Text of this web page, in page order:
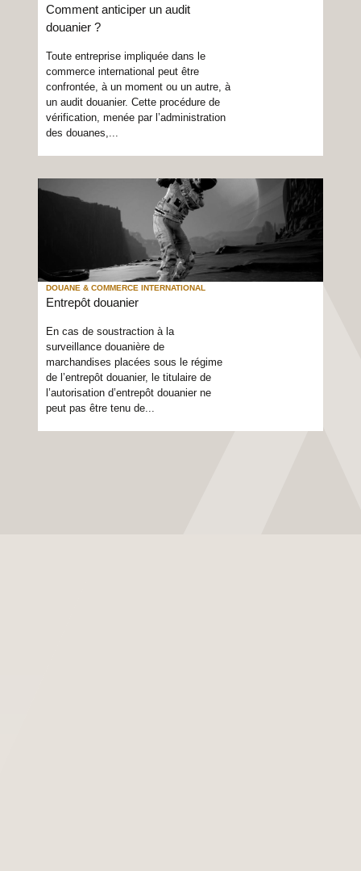
Comment anticiper un audit
douanier ?
Toute entreprise impliquée dans le
commerce international peut être
confrontée, à un moment ou un autre, à
un audit douanier. Cette procédure de
vérification, menée par l’administration
des douanes,...
DOUANE & COMMERCE INTERNATIONAL
Entrepôt douanier
En cas de soustraction à la
surveillance douanière de
marchandises placées sous le régime
de l’entrepôt douanier, le titulaire de
l’autorisation d’entrepôt douanier ne
peut pas être tenu de...